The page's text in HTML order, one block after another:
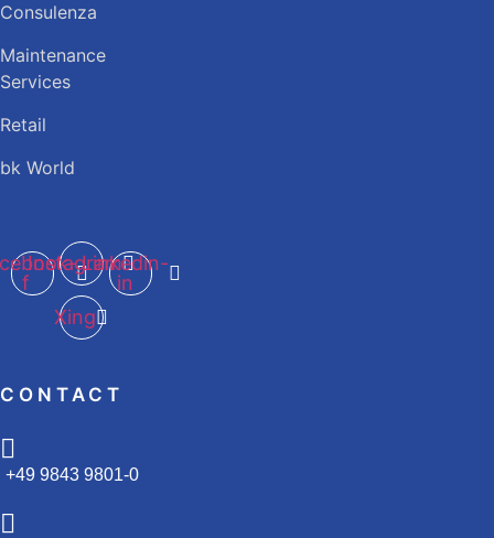
Consulenza
Maintenance
Services
Retail
bk World
f
InstagramLinkedin-
in
Xing
CONTACT
+49 9843 9801-0